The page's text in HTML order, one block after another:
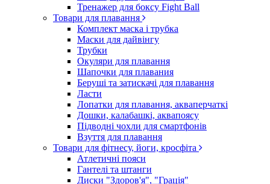
Тренажер для боксу Fight Ball
Товари для плавання
Комплект маска і трубка
Маски для дайвінгу
Трубки
Окуляри для плавання
Шапочки для плавания
Беруші та затискачі для плавання
Ласти
Лопатки для плавання, акваперчаткі
Дошки, калабашкі, аквапоясу
Підводні чохли для смартфонів
Взуття для плавання
Товари для фітнесу, йоги, кросфіта
Атлетичні пояси
Гантелі та штанги
Диски "Здоров'я", "Грація"